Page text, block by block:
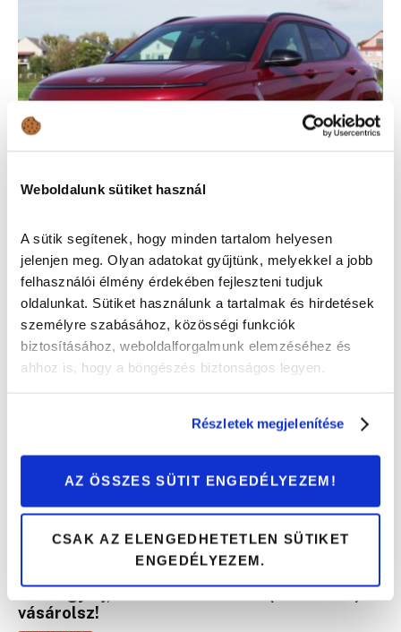
Weboldalunk sütiket használ
A sütik segítenek, hogy minden tartalom helyesen
jelenjen meg. Olyan adatokat gyűjtünk, melyekkel a jobb
felhasználói élmény érdekében fejleszteni tudjuk
oldalunkat. Sütiket használunk a tartalmak és hirdetések
személyre szabásához, közösségi funkciók
biztosításához, weboldalforgalmunk elemzéséhez és
ahhoz is, hogy a böngészés biztonságos legyen.
Részletek megjelenítése
AZ ÖSSZES SÜTIT ENGEDÉLYEZEM!
CSAK AZ ELENGEDHETETLEN SÜTIKET
ENGEDÉLYEZEM.
Hyundai Kona 1.6 GDI Hybrid (2023) teszt –
UFO a horizonton
Autóvásárlás
vásárolsz!